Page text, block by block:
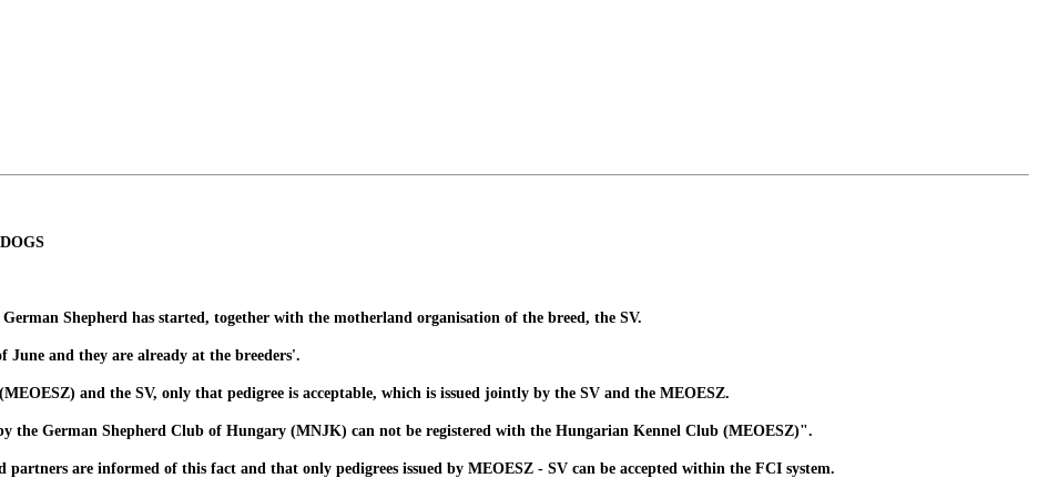
Shepherd has started, together with the motherland organisation of the breed, the SV.
June and they are already at the breeders'.
and the SV, only that pedigree is acceptable, which is issued jointly by the SV and the MEOESZ.
the German Shepherd Club of Hungary (MNJK) can not be registered with the Hungarian Kennel Club (MEOESZ)".
are informed of this fact and that only pedigrees issued by MEOESZ - SV can be accepted within the FCI system.